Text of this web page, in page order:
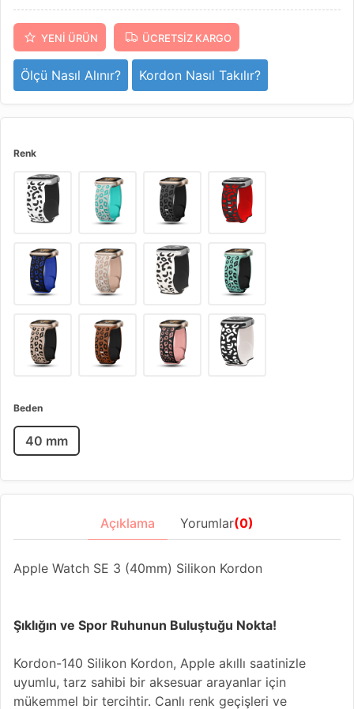
YENI ÜRÜN ÜCRETSIZ KARGO
Ölçü Nasıl Alınır? Kordon Nasıl Takılır?
Renk
Beden
40 mm
Açıklama Yorumlar(0)
Apple Watch SE 3 (40mm) Silikon Kordon
Şıklığın ve Spor Ruhunun Buluştuğu Nokta!
Kordon-140 Silikon Kordon, Apple akıllı saatinizle
uyumlu, tarz sahibi bir aksesuar arayanlar için
mükemmel bir tercihtir. Canlı renk geçişleri ve